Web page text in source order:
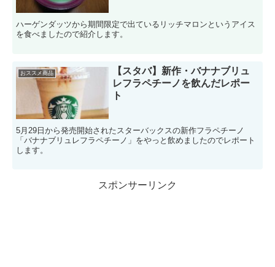
ハーゲンダッツから期間限定で出ているリッチマロンというアイス
を食べましたので紹介します。
おススメ商品
【スタバ】新作・バナナブリュ
レフラペチーノを飲んだレポー
ト
5月29日から発売開始されたスターバックスの新作フラペチーノ
「バナナブリュレフラペチーノ」をやっと飲めましたのでレポート
します。
スポンサーリンク